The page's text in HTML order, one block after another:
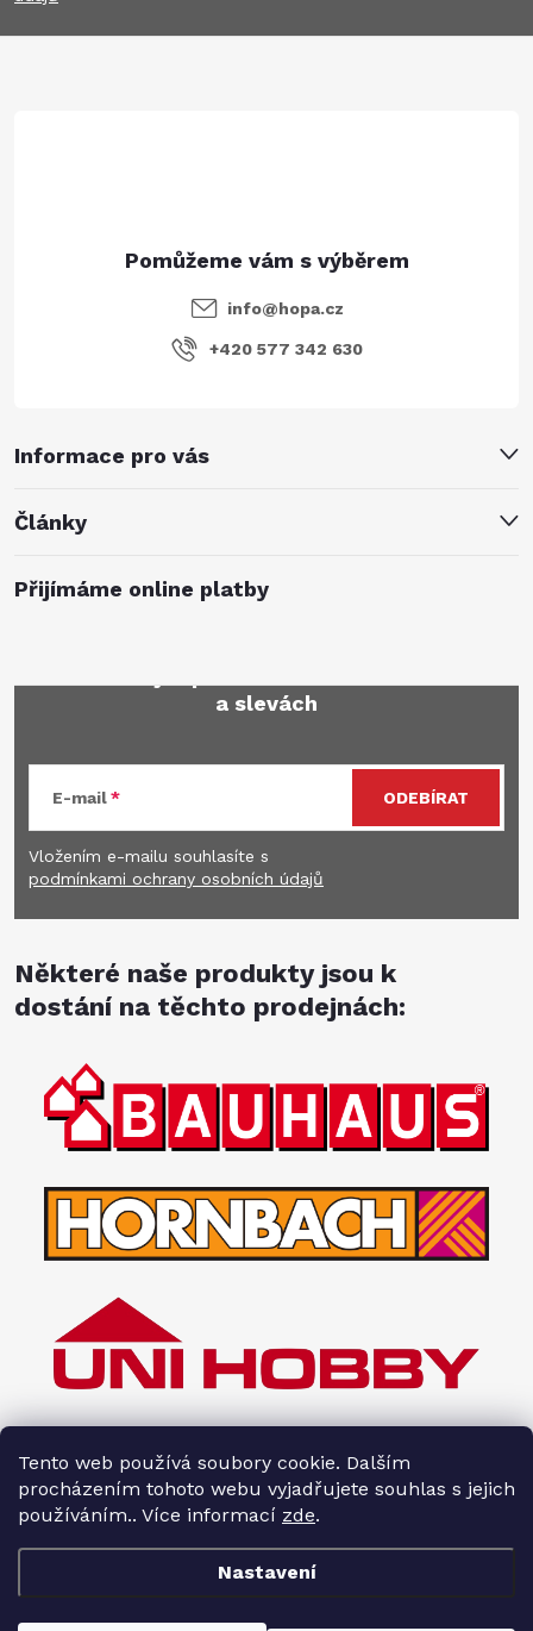
Tento web používá soubory cookie. Dalším
procházením tohoto webu vyjadřujete souhlas s jejich
používáním.. Více informací zde.
Nastavení
a
Informace pro vás
Články
info@hopa.cz
+420 577 342 630
Přijímáme online platby
a slevách
E-mail
Vložením e-mailu souhlasíte s
podmínkami ochrany osobních údajů
ODEBÍRAT
Některé naše produkty jsou k
dostání na těchto prodejnách: